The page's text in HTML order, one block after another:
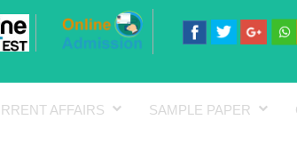
AFFAIRS SAMPLE PAPER